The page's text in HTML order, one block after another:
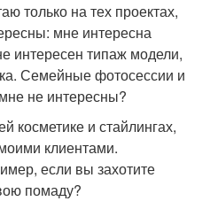
только на тех проектах,
мне интересна
интересен типаж модели,
Семейные фотосессии и
не интересны?
косметике и стайлингах,
клиентами.
если вы захотите
помаду?